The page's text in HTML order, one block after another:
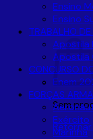
Sem
Ensino
Ensino
TRABALHO DE
Apostila
Apostila
CONCURSO
Enem
FORÇAS
Exército
Marinha